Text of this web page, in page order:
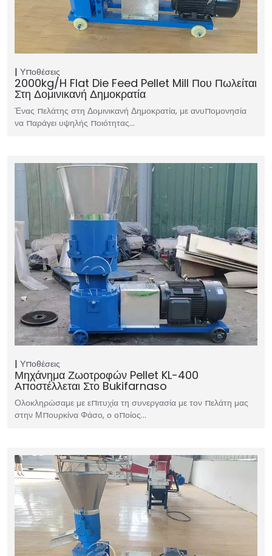
Υποθέσεις
2000kg/h Flat Die Feed Pellet Mill Που Πωλείται
Στη Δομινικανή Δημοκρατία
Ένας πελάτης στη Δομινικανή Δημοκρατία, με ανυπομονησία
να παράγει υψηλής ποιότητας…
Υποθέσεις
Μηχάνημα Ζωοτροφών Pellet KL-400
Αποστέλλεται Στο Bukifarnaso
Ολοκληρώσαμε με επιτυχία τη συνεργασία με τον πελάτη μας
στην Μπουρκίνα Φάσο, ο οποίος…